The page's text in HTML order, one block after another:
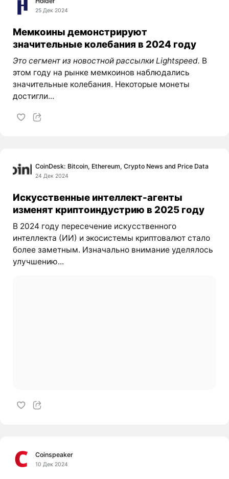
25 Дек 2024
Мемкоины демонстрируют
значительные колебания в 2024 году
Это сегмент из новостной рассылки Lightspeed. В
этом году на рынке мемкоинов наблюдались
значительные колебания. Некоторые монеты
достигли...
CoinDesk: Bitcoin, Ethereum, Crypto News and Price Data
24 Дек 2024
Искусственные интеллект-агенты
изменят криптоиндустрию в 2025 году
В 2024 году пересечение искусственного
интеллекта (ИИ) и экосистемы криптовалют стало
более заметным. Изначально внимание уделялось
улучшению...
Coinspeaker
10 Дек 2024